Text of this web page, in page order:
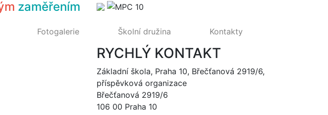
zaměřením
Fotogalerie Školní družina Kontakty
RYCHLÝ KONTAKT
Základní škola, Praha 10, Břečťanová 2919/6,
příspěvková organizace
Břečťanová 2919/6
106 00 Praha 10